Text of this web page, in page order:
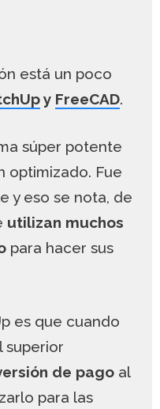
está un poco
y FreeCAD.
súper potente
optimizado. Fue
y eso se nota, de
utilizan muchos
para hacer sus
es que cuando
superior
de pago al
para las